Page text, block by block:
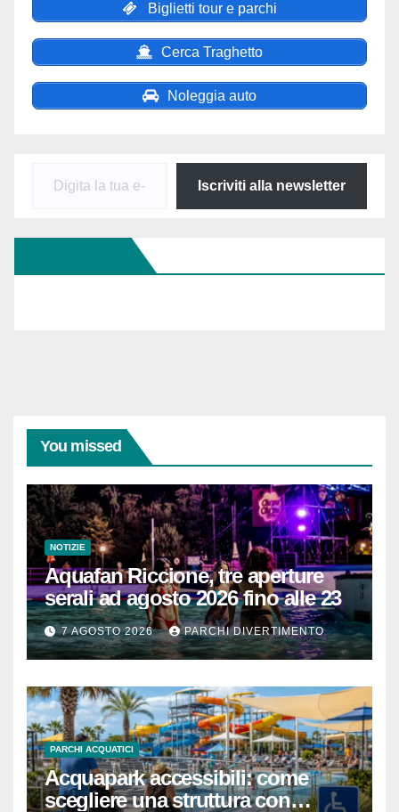
Biglietti tour e parchi
Cerca Traghetto
Noleggia auto
Digita
Iscriviti alla newsletter
You missed
NOTIZIE
Aquafan Riccione, tre aperture
serali ad agosto 2026 fino alle 23
7 AGOSTO 2026 PARCHI DIVERTIMENTO
PARCHI ACQUATICI
Acquapark accessibili: come
scegliere una struttura con